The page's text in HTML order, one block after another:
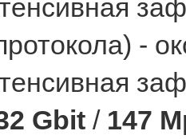
-
Gbit / 147